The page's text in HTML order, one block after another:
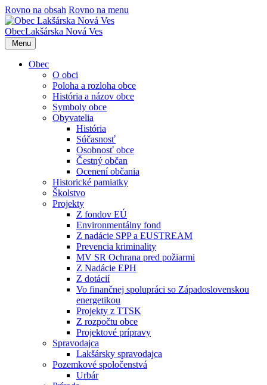
Rovno na obsah Rovno na menu
ObecLakšárska Nová Ves
Menu
Obec
O obci
Poloha a rozloha obce
História a názov obce
Symboly obce
Obyvatelia
História
Súčasnosť
Osobnosť obce
Čestný občan
Ocenení občania
Historické pamiatky
Školstvo
Projekty
Z fondov EÚ
Environmentálny fond
Z nadácie SPP a EUSTREAM
Prevencia kriminality
MV SR Ochrana pred požiarmi
Z Nadácie EPH
Z dotácií
Vo finančnej spolupráci so Západoslovenskou
energetikou
Projekty z TTSK
Z rozpočtu obce
Projektové prípravy
Spravodajca
Lakšársky spravodajca
Pozemkové spoločenstvá
Urbár